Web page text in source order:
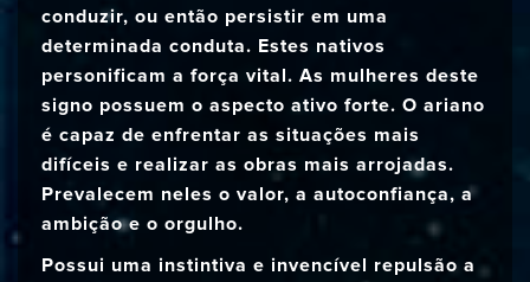
conduzir, ou então persistir em uma
determinada conduta. Estes nativos
personificam a força vital. As mulheres deste
signo possuem o aspecto ativo forte. O ariano
é capaz de enfrentar as situações mais
difíceis e realizar as obras mais arrojadas.
Prevalecem neles o valor, a autoconfiança, a
ambição e o orgulho.
Possui uma instintiva e invencível repulsão a